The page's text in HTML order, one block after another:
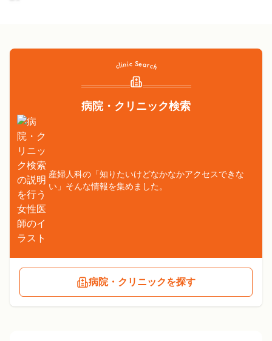
病院・クリニック検索
産婦人科の「知りたいけどなかなかアクセスできな
い」そんな情報を集めました。
病院・クリニックを探す